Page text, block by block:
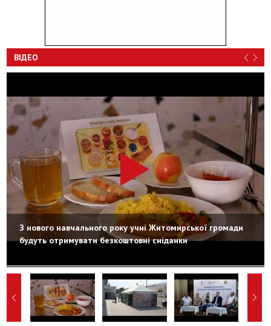
ВІДЕО
З нового навчального року учні Житомирської громади
будуть отримувати безкоштовні сніданки